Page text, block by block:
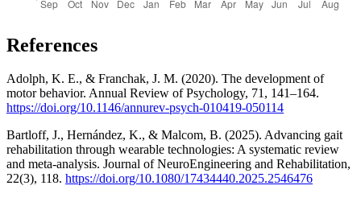
References
Adolph, K. E., & Franchak, J. M. (2020). The development of
motor behavior. Annual Review of Psychology, 71, 141–164.
https://doi.org/10.1146/annurev-psych-010419-050114
Bartloff, J., Hernández, K., & Malcom, B. (2025). Advancing gait
rehabilitation through wearable technologies: A systematic review
and meta-analysis. Journal of NeuroEngineering and Rehabilitation,
22(3), 118. https://doi.org/10.1080/17434440.2025.2546476